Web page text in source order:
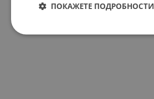
ПОКАЖЕТЕ ПОДРОБНОСТИ